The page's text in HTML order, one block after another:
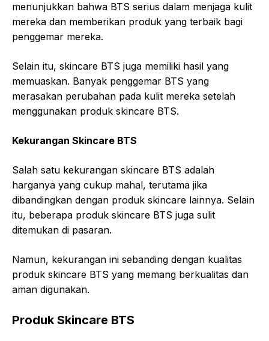
menunjukkan bahwa BTS serius dalam menjaga kulit
mereka dan memberikan produk yang terbaik bagi
penggemar mereka.
Selain itu, skincare BTS juga memiliki hasil yang
memuaskan. Banyak penggemar BTS yang
merasakan perubahan pada kulit mereka setelah
menggunakan produk skincare BTS.
Kekurangan Skincare BTS
Salah satu kekurangan skincare BTS adalah
harganya yang cukup mahal, terutama jika
dibandingkan dengan produk skincare lainnya. Selain
itu, beberapa produk skincare BTS juga sulit
ditemukan di pasaran.
Namun, kekurangan ini sebanding dengan kualitas
produk skincare BTS yang memang berkualitas dan
aman digunakan.
Produk Skincare BTS